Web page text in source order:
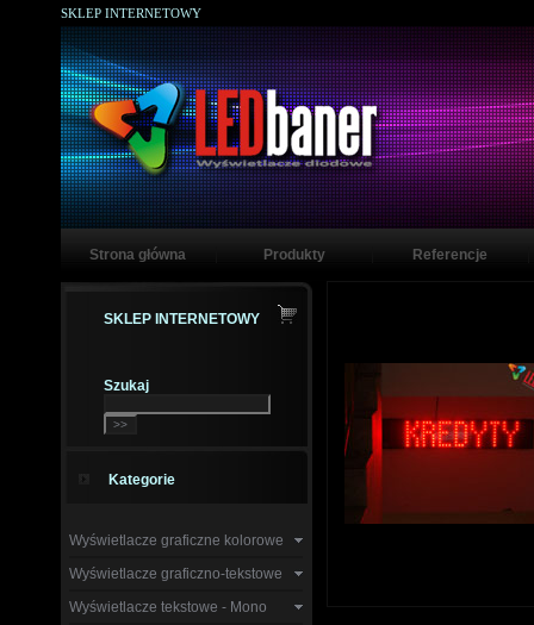
SKLEP INTERNETOWY
Strona główna Produkty Referencje
SKLEP INTERNETOWY
Szukaj
Kategorie
Wyświetlacze graficzne kolorowe
Wyświetlacze graficzno-tekstowe
Wyświetlacze tekstowe - Mono